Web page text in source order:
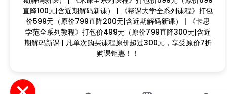
首页 分类 会员 我的